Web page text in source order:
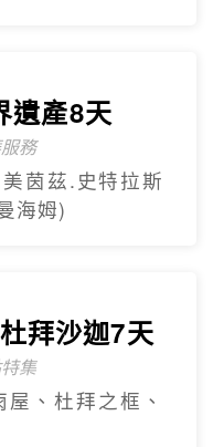
遺產8天
務
茵茲.史特拉斯
海姆)
拜沙迦7天
集
、杜拜之框、